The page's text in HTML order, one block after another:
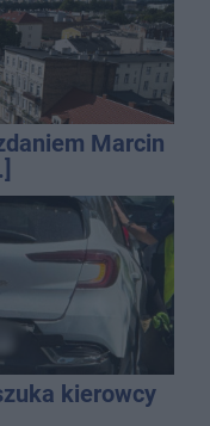
Marcin
kierowcy